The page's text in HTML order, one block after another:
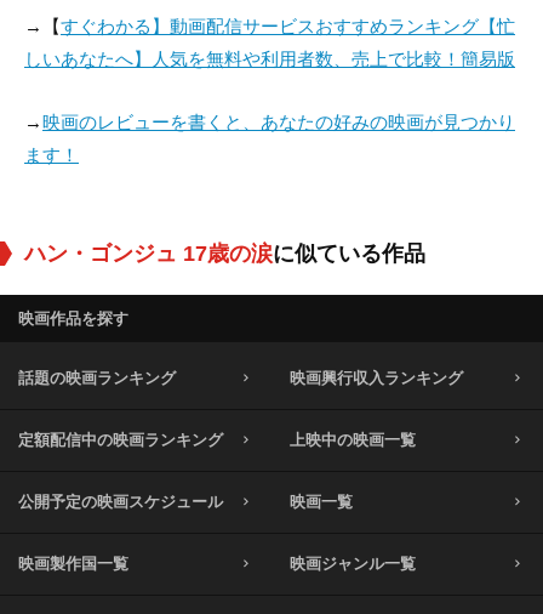
→【すぐわかる】動画配信サービスおすすめランキング【忙
しいあなたへ】人気を無料や利用者数、売上で比較！簡易版
→映画のレビューを書くと、あなたの好みの映画が見つかり
ます！
ハン・ゴンジュ 17歳の涙に似ている作品
映画作品を探す
話題の映画ランキング 映画興行収入ランキング
定額配信中の映画ランキング 上映中の映画一覧
公開予定の映画スケジュール 映画一覧
映画製作国一覧 映画ジャンル一覧